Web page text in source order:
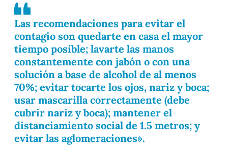
Las recomendaciones para evitar el
contagio son quedarte en casa el mayor
tiempo posible; lavarte las manos
constantemente con jabón o con una
solución a base de alcohol de al menos
70%; evitar tocarte los ojos, nariz y boca;
usar mascarilla correctamente (debe
cubrir nariz y boca); mantener el
distanciamiento social de 1.5 metros; y
evitar las aglomeraciones».